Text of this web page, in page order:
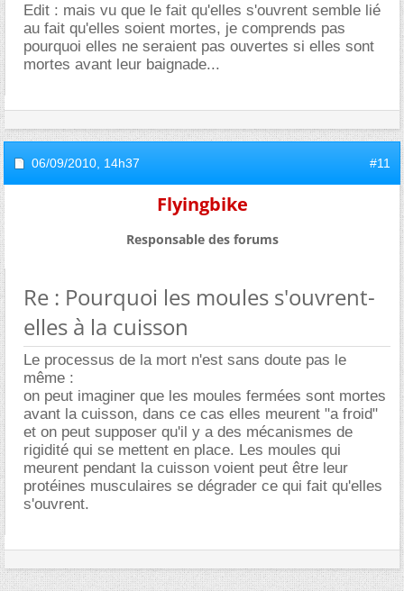
Edit : mais vu que le fait qu'elles s'ouvrent semble lié
au fait qu'elles soient mortes, je comprends pas
pourquoi elles ne seraient pas ouvertes si elles sont
mortes avant leur baignade...
06/09/2010, 14h37 #11
Flyingbike
Responsable des forums
Re : Pourquoi les moules s'ouvrent-
elles à la cuisson
Le processus de la mort n'est sans doute pas le
même :
on peut imaginer que les moules fermées sont mortes
avant la cuisson, dans ce cas elles meurent "a froid"
et on peut supposer qu'il y a des mécanismes de
rigidité qui se mettent en place. Les moules qui
meurent pendant la cuisson voient peut être leur
protéines musculaires se dégrader ce qui fait qu'elles
s'ouvrent.